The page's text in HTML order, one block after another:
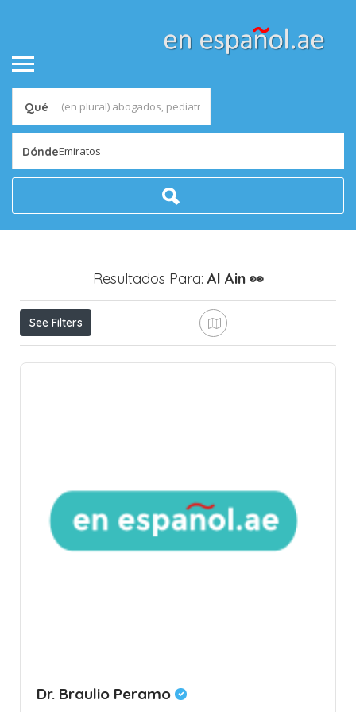
Qué
DóndeEmiratos
Resultados Para: Al Ain 👀
See Filters
Dr. Braulio Peramo